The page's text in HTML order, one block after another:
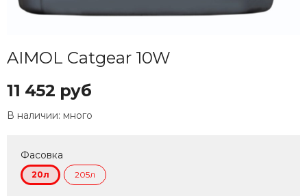
AIMOL Catgear 10W
11 452 руб
В наличии: много
Фасовка
20л 205л